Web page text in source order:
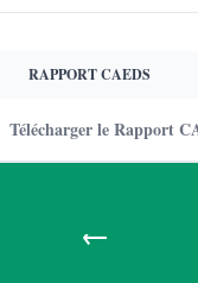
RAPPORT CAEDS
Télécharger le Rapport
←